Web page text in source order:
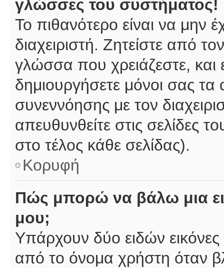
γλώσσες του συστήματος!
Το πιθανότερο είναι να μην
διαχειριστή. Ζητείστε από
γλώσσα που χρειάζεστε, και
δημιουργήσετε μόνοι σας
συνεννόησης με τον
απευθυνθείτε στις
στο τέλος κάθε σελίδας).
Κορυφή
Πώς μπορώ να βάλω μια
μου;
Υπάρχουν δύο ειδών
από το όνομα χρήστη όταν